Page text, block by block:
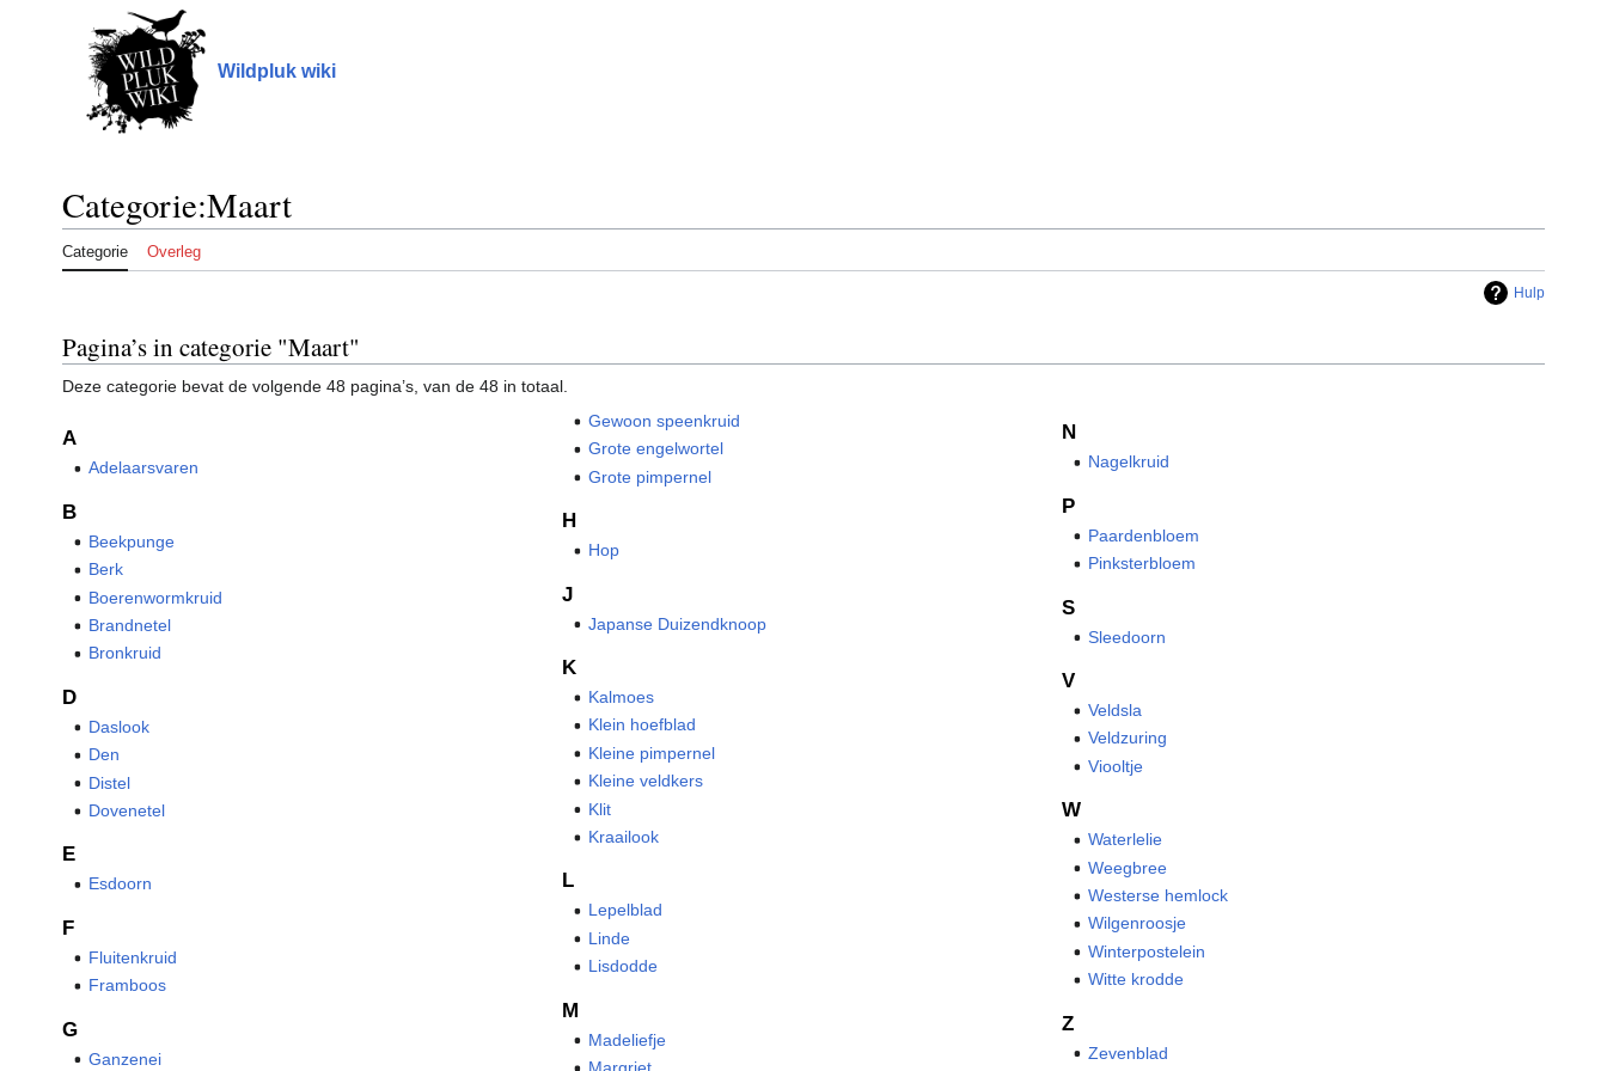
Wildpluk wiki
Categorie:Maart
Categorie Overleg
Hulp
Pagina’s in categorie "Maart"
Deze categorie bevat de volgende 48 pagina’s, van de 48 in totaal.
A
Adelaarsvaren
B
Beekpunge
Berk
Boerenwormkruid
Brandnetel
Bronkruid
D
Daslook
Den
Distel
Dovenetel
E
Esdoorn
F
Fluitenkruid
Framboos
G
Ganzenei
Gewoon speenkruid
Grote engelwortel
Grote pimpernel
H
Hop
J
Japanse Duizendknoop
K
Kalmoes
Klein hoefblad
Kleine pimpernel
Kleine veldkers
Klit
Kraailook
L
Lepelblad
Linde
Lisdodde
M
Madeliefje
N
Nagelkruid
P
Paardenbloem
Pinksterbloem
S
Sleedoorn
V
Veldsla
Veldzuring
Viooltje
W
Waterlelie
Weegbree
Westerse hemlock
Wilgenroosje
Winterpostelein
Witte krodde
Z
Zevenblad